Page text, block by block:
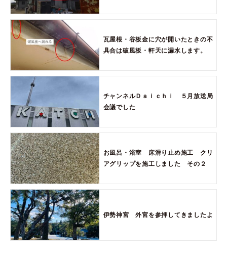
瓦屋根・谷板金に穴が開いたときの不
具合は破風板・軒天に漏水します。
チャンネルＤａｉｃｈｉ ５月放送局
会議でした
お風呂・浴室 床滑り止め施工 クリ
アグリップを施工しました その２
伊勢神宮 外宮を参拝してきましたよ